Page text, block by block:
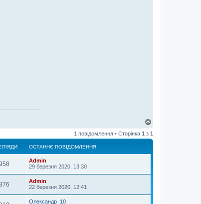
г
о
1 повідомлення • Сторінка 1 з 1
ОСТАННЄ ПОВІДОМЛЕННЯ
Admin
29 березня 2020, 13:30
Admin
22 березня 2020, 12:41
Олександр_10